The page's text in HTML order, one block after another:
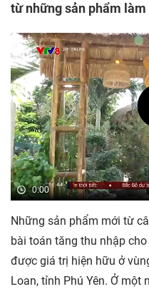
từ những sản phẩm
0:00
Những sản phẩm mới từ
bài toán tăng thu nhập
được giá trị hiện hữu ở
Loan, tỉnh Phú Yên. Ở